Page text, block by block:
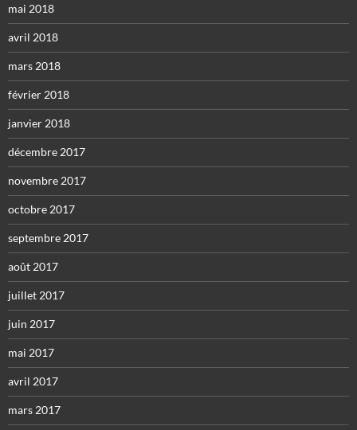
mai 2018
avril 2018
mars 2018
février 2018
janvier 2018
décembre 2017
novembre 2017
octobre 2017
septembre 2017
août 2017
juillet 2017
juin 2017
mai 2017
avril 2017
mars 2017